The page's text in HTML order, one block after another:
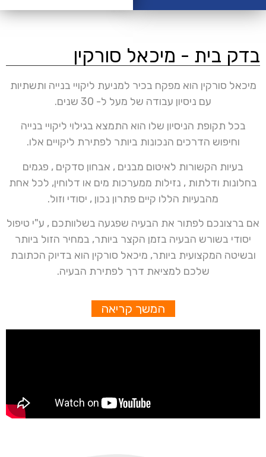
בדק בית - מיכאל סורקין
מיכאל סורקין הוא מפקח בכיר למניעת ליקויי בנייה ותשתיות
עם ניסיון עבודה של מעל ל- 30 שנים.
בכל תקופת הניסיון שלו הוא התמצא בגילוי ליקויי בנייה
וחיפוש הדרכים הנכונות ביותר לפתירת ליקויים אלו.
בעיות הקשורות לאיטום מבנים , אבחון סדקים , פגמים
בחלונות ודלתות , נזילות ממערכות מים או דלוחין, לכל אחת
מהבעיות הללו קיים פתרון נכון , יסודי וזול.
אם ברצונכם לפתור את הבעיה שפגעה בשלוותכם , ע"י טיפול
יסודי בשורש הבעיה בזמן הקצר ביותר, במחיר הזול ביותר
ובשיטה המקצועית ביותר, מיכאל סורקין הוא בדיוק הכתובת
שלכם למציאת דרך לפתירת הבעיה.
המשך קריאה